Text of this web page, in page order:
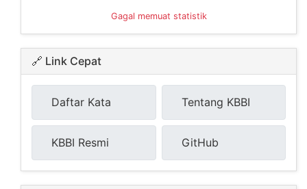
Gagal memuat statistik
🔗 Link Cepat
Daftar Kata Tentang KBBI
KBBI Resmi GitHub